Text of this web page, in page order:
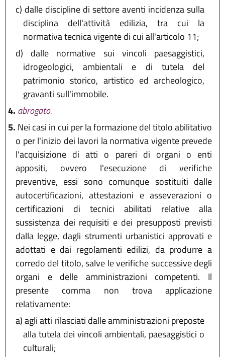
c) dalle discipline di settore aventi incidenza sulla
disciplina dell'attività edilizia, tra cui la
normativa tecnica vigente di cui all'articolo 11;
d) dalle normative sui vincoli paesaggistici,
idrogeologici, ambientali e di tutela del
patrimonio storico, artistico ed archeologico,
gravanti sull'immobile.
4. abrogato.
5. Nei casi in cui per la formazione del titolo abilitativo
o per l'inizio dei lavori la normativa vigente prevede
l'acquisizione di atti o pareri di organi o enti
appositi, ovvero l'esecuzione di verifiche
preventive, essi sono comunque sostituiti dalle
autocertificazioni, attestazioni e asseverazioni o
certificazioni di tecnici abilitati relative alla
sussistenza dei requisiti e dei presupposti previsti
dalla legge, dagli strumenti urbanistici approvati e
adottati e dai regolamenti edilizi, da produrre a
corredo del titolo, salve le verifiche successive degli
organi e delle amministrazioni competenti. Il
presente comma non trova applicazione
relativamente:
a)agli atti rilasciati dalle amministrazioni preposte
alla tutela dei vincoli ambientali, paesaggistici o
culturali;